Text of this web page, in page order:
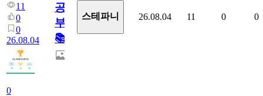
11
0
0
26.08.04
0
공
부!
📚
스테파니 26.08.04 11 0 0